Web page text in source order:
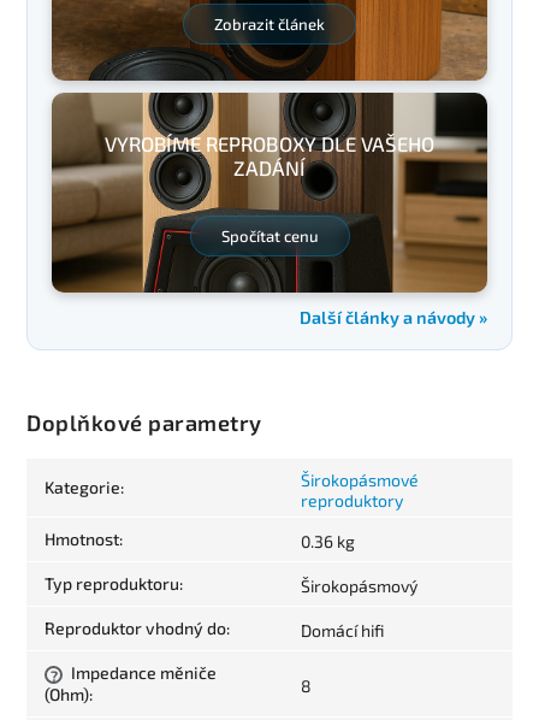
Zobrazit článek
VYROBÍME REPROBOXY DLE VAŠEHO
ZADÁNÍ
Spočítat cenu
Další články a návody »
Doplňkové parametry
Kategorie:
Širokopásmové
reproduktory
Hmotnost: 0.36 kg
Typ reproduktoru: Širokopásmový
Reproduktor vhodný do: Domácí hifi
?
Impedance měniče
(Ohm): 8